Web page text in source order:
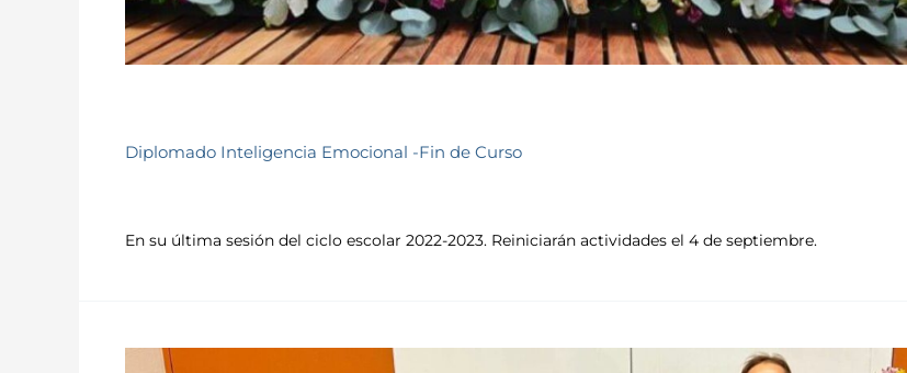
Diplomado Inteligencia Emocional -Fin de Curso
En su última sesión del ciclo escolar 2022-2023. Reiniciarán actividades el 4 de septiembre.